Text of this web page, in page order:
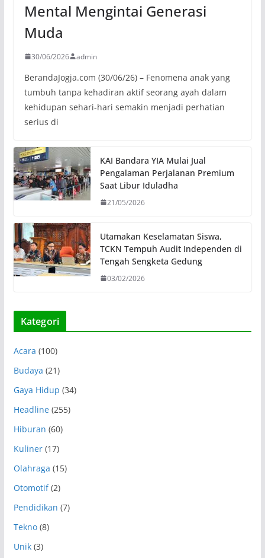
Mental Mengintai Generasi
Muda
30/06/2026 admin
BerandaJogja.com (30/06/26) – Fenomena anak yang
tumbuh tanpa kehadiran aktif seorang ayah dalam
kehidupan sehari-hari semakin menjadi perhatian
serius di
KAI Bandara YIA Mulai Jual
Pengalaman Perjalanan Premium
Saat Libur Iduladha
21/05/2026
Utamakan Keselamatan Siswa,
TCKN Tempuh Audit Independen di
Tengah Sengketa Gedung
03/02/2026
Kategori
Acara (100)
Budaya (21)
Gaya Hidup (34)
Headline(255)
Hiburan (60)
Kuliner(17)
Olahraga (15)
Otomotif(2)
Pendidikan (7)
Tekno(8)
Unik(3)